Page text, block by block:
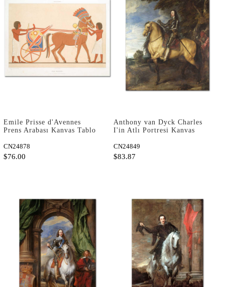
Emile Prisse d'Avennes
Prens Arabası Kanvas Tablo
CN24878
$76.00
Anthony van Dyck Charles
I'in Atlı Portresi Kanvas
CN24849
$83.87